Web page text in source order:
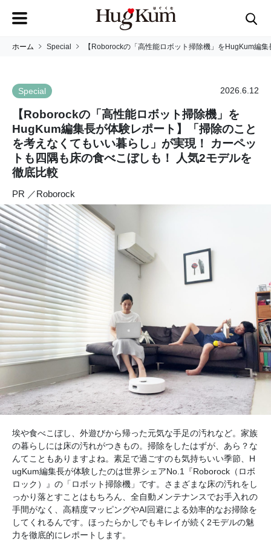
ホーム Special 【Roborockの「高性能ロボット掃除機」をHugKum編
Special 2026.6.12
【Roborockの「高性能ロボット掃除機」を
HugKum編集長が体験レポート】「掃除のこと
を考えなくてもいい暮らし」が実現！ カーペッ
トも四隅も床の食べこぼしも！ 人気2モデルを
徹底比較
PR ／Roborock
埃や食べこぼし、外遊びから帰った元気な手足の汚れなど。家族
の暮らしには床の汚れがつきもの。掃除をしたはずが、あら？な
んてこともありますよね。素足で過ごすのも気持ちいい季節、H
ugKum編集長が体験したのは世界シェアNo.1『Roborock（ロボ
ロック）』の「ロボット掃除機」です。さまざまな床の汚れをし
っかり落とすことはもちろん、全自動メンテナンスでお手入れの
手間がなく、高精度マッピングやAI回避による効率的なお掃除を
してくれるんです。ほったらかしでもキレイが続く2モデルの魅
力を徹底的にレポートします。